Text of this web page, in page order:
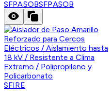
SFPASOBSFPASOB
SFIRE